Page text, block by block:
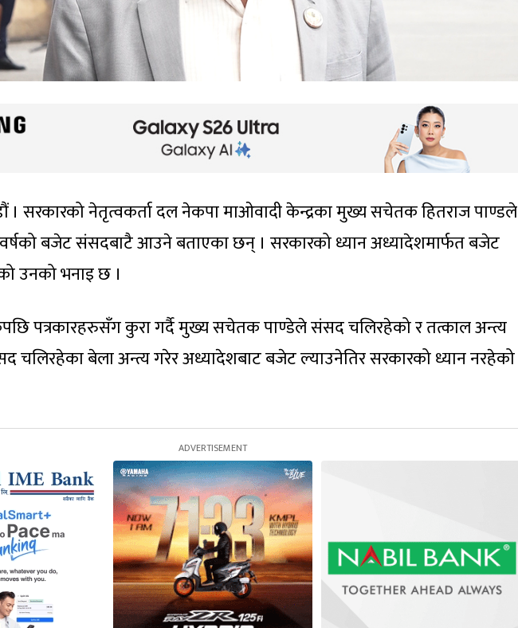
। सरकारको नेतृत्वकर्ता दल नेकपा माओवादी केन्द्रका मुख्य सचेतक हितराज पाण्डले
बजेट संसदबाटै आउने बताएका छन् । सरकारको ध्यान अध्यादेशमार्फत बजेट
उनको भनाइ छ ।
पत्रकारहरुसँग कुरा गर्दै मुख्य सचेतक पाण्डेले संसद चलिरहेको र तत्काल अन्त्य
चलिरहेका बेला अन्त्य गरेर अध्यादेशबाट बजेट ल्याउनेतिर सरकारको ध्यान नरहेको